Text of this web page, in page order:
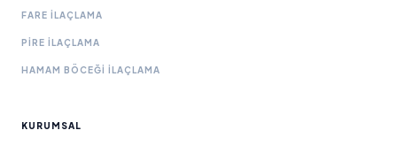
FARE İLAÇLAMA
PIRE İLAÇLAMA
HAMAM BÖCEĞI İLAÇLAMA
KURUMSAL